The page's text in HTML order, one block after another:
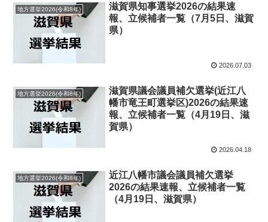
地方選挙2026(令和8年)
滋賀県知事選挙2026の結果速
報、立候補者一覧（7月5日、滋賀
県）
2026.07.03
地方選挙2026(令和8年)
滋賀県議会議員補欠選挙(近江八
幡市竜王町選挙区)2026の結果速
報、立候補者一覧（4月19日、滋
賀県）
2026.04.18
地方選挙2026(令和8年)
近江八幡市議会議員補欠選挙
2026の結果速報、立候補者一覧
（4月19日、滋賀県）